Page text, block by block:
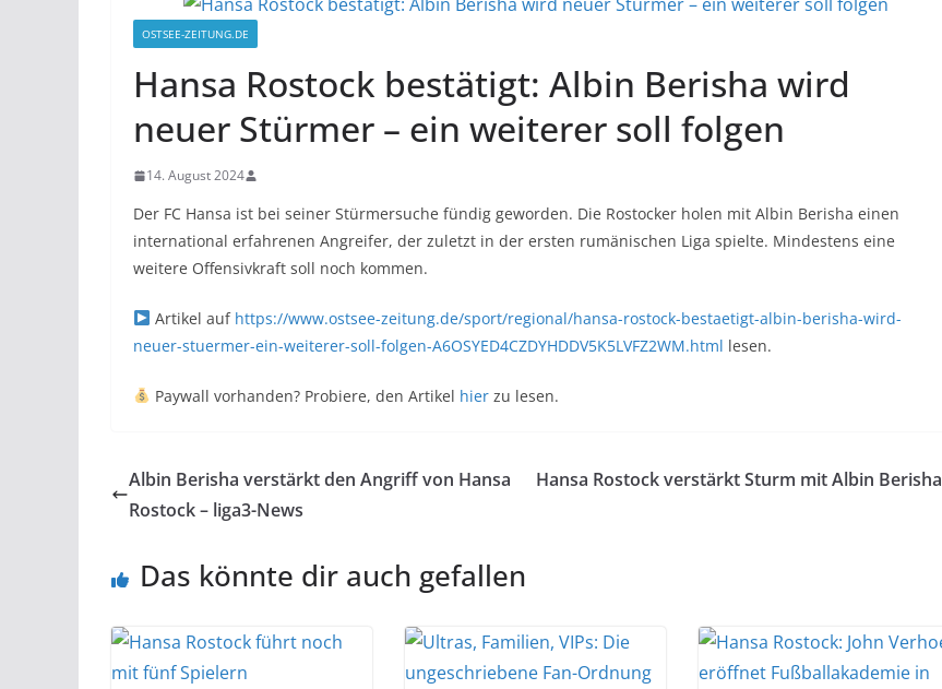
OSTSEE-ZEITUNG.DE
Hansa Rostock bestätigt: Albin Berisha wird
neuer Stürmer – ein weiterer soll folgen
14. August 2024
Der FC Hansa ist bei seiner Stürmersuche fündig geworden. Die Rostocker holen mit Albin Berisha einen
international erfahrenen Angreifer, der zuletzt in der ersten rumänischen Liga spielte. Mindestens eine
weitere Offensivkraft soll noch kommen.
Artikel auf https://www.ostsee-zeitung.de/sport/regional/hansa-rostock-bestaetigt-albin-berisha-wird-
neuer-stuermer-ein-weiterer-soll-folgen-A6OSYED4CZDYHDDV5K5LVFZ2WM.html lesen.
Paywall vorhanden? Probiere, den Artikel hierzu lesen.
Albin Berisha verstärkt den Angriff von Hansa
Rostock – liga3-News
Hansa Rostock verstärkt Sturm mit Albin Berisha
Das könnte dir auch gefallen